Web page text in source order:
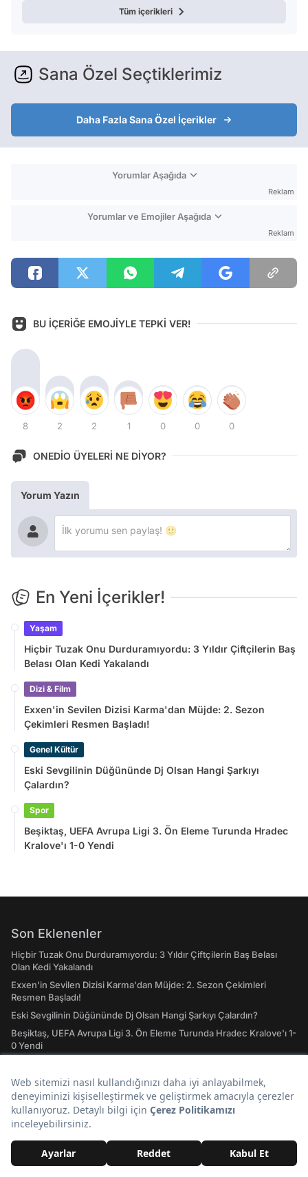
Tüm içerikleri
Sana Özel Seçtiklerimiz
Daha Fazla Sana Özel İçerikler
Yorumlar Aşağıda
Reklam
Yorumlar ve Emojiler Aşağıda
Reklam
BU İÇERİĞE EMOJİYLE TEPKİ VER!
8 2 2 1 0 0 0
ONEDİO ÜYELERİ NE DİYOR?
Yorum Yazın
En Yeni İçerikler!
Yaşam
Hiçbir Tuzak Onu Durduramıyordu: 3 Yıldır Çiftçilerin Baş
Belası Olan Kedi Yakalandı
Dizi & Film
Exxen'in Sevilen Dizisi Karma'dan Müjde: 2. Sezon
Çekimleri Resmen Başladı!
Genel Kültür
Eski Sevgilinin Düğününde Dj Olsan Hangi Şarkıyı
Çalardın?
Spor
Beşiktaş, UEFA Avrupa Ligi 3. Ön Eleme Turunda Hradec
Kralove'ı 1-0 Yendi
Son Eklenenler
Hiçbir Tuzak Onu Durduramıyordu: 3 Yıldır Çiftçilerin Baş Belası
Olan Kedi Yakalandı
Exxen'in Sevilen Dizisi Karma'dan Müjde: 2. Sezon Çekimleri
Resmen Başladı!
Eski Sevgilinin Düğününde Dj Olsan Hangi Şarkıyı Çalardın?
Beşiktaş, UEFA Avrupa Ligi 3. Ön Eleme Turunda Hradec Kralove'ı 1-
0 Yendi
AURA Grubunun Suzy'sinden Radikal İmaj Değişikliği!
Günün Popüler Başlıkları
Yalnızca Milenyum Çocukları 2000'lilerin Çok İyi Bildiği Şeyler
Fatih Altaylı'dan Erdal Beşikçioğlu'na Ağır Eleştiri: "Ulan Siz Kamu